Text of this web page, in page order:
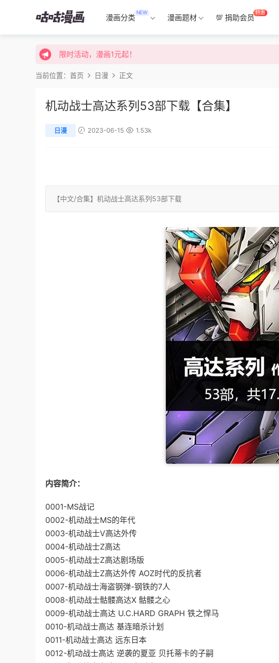
漫画分类
NEW
漫画题材 💯 捐助会员
特惠
限时活动，漫画1元起！
限时特价购买终身会员享受全站免费体验！
限时活动，漫画1元起！
限时特价购买终身会员享受全站免费体验！
当前位置： 首页 日漫 正文
机动战士高达系列53部下载【合集】
日漫 2023-06-15 1.53k
【中文/合集】机动战士高达系列53部下载
内容简介：
0001-MS战记
0002-机动战士MS的年代
0003-机动战士V高达外传
0004-机动战士Z高达
0005-机动战士Z高达剧场版
0006-机动战士Z高达外传 AOZ时代的反抗者
0007-机动战士海盗钢弹-钢铁的7人
0008-机动战士骷髅高达X 骷髅之心
0009-机动战士高达 U.C.HARD GRAPH 铁之悍马
0010-机动战士高达 基连暗杀计划
0011-机动战士高达 远东日本
0012-机动战士高达 逆袭的夏亚 贝托蒂卡的子嗣